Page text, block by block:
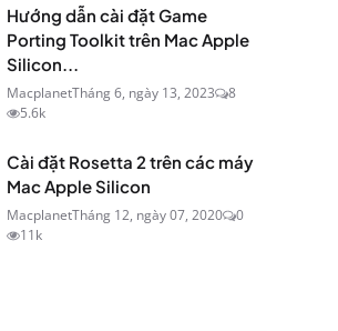
Hướng dẫn cài đặt Game
Porting Toolkit trên Mac Apple
Silicon...
MacplanetTháng 6, ngày 13, 2023
8
5.6k
Cài đặt Rosetta 2 trên các máy
Mac Apple Silicon
MacplanetTháng 12, ngày 07, 2020
0
11k